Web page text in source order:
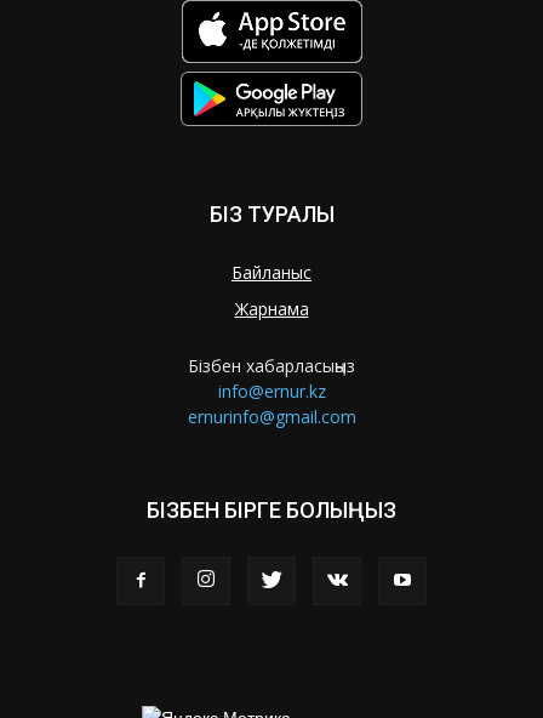
БІЗ ТУРАЛЫ
Байланыс
Жарнама
Бізбен хабарласыңыз
info@ernur.kz
ernurinfo@gmail.com
БІЗБЕН БІРГЕ БОЛЫҢЫЗ